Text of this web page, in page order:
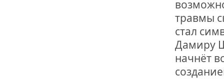
травмы
стал
Дамиру
начнёт